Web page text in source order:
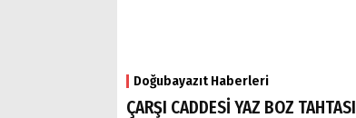
Doğubayazıt Haberleri
ÇARŞI CADDESİ YAZ BOZ TAHTASI